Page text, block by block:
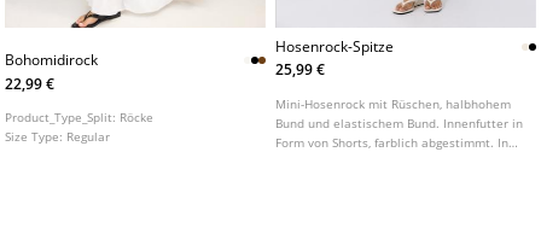
Bohomidirock
22,99 €
Product_Type_Split: Röcke
Size Type: Regular
Hosenrock-Spitze
25,99 €
Mini-Hosenrock mit Rüschen, halbhohem
Bund und elastischem Bund. Innenfutter in
Form von Shorts, farblich abgestimmt. In